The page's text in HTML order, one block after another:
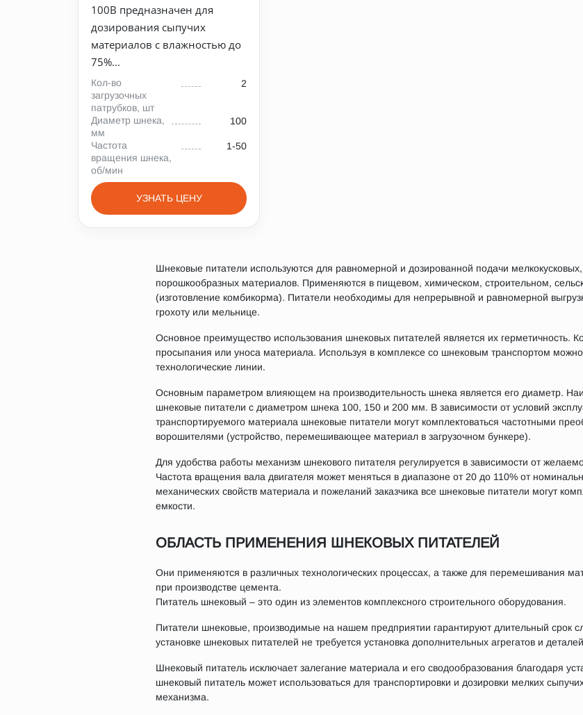
100В предназначен для
дозирования сыпучих
материалов с влажностью до
75%...
Кол-во
загрузочных
патрубков, шт
2
Диаметр шнека,
мм
100
Частота
вращения шнека,
об/мин
1-50
УЗНАТЬ ЦЕНУ
Шнековые питатели используются для равномерной и дозированной подачи
порошкообразных материалов. Применяются в пищевом, химическом, строительном,
(изготовление комбикорма). Питатели необходимы для непрерывной и равномерной
грохоту или мельнице.
Основное преимущество использования шнековых питателей является их герметичность.
просыпания или уноса материала. Используя в комплексе со шнековым транспортом
технологические линии.
Основным параметром влияющем на производительность шнека является его диаметр.
шнековые питатели с диаметром шнека 100, 150 и 200 мм. В зависимости от условий
транспортируемого материала шнековые питатели могут комплектоваться частотными
ворошителями (устройство, перемешивающее материал в загрузочном бункере).
Для удобства работы механизм шнекового питателя регулируется в зависимости от
Частота вращения вала двигателя может меняться в диапазоне от 20 до 110% от
механических свойств материала и пожеланий заказчика все шнековые питатели могут
емкости.
ОБЛАСТЬ ПРИМЕНЕНИЯ ШНЕКОВЫХ ПИТАТЕЛЕЙ
Они применяются в различных технологических процессах, а также для перемешивания
при производстве цемента.
Питатель шнековый – это один из элементов комплексного строительного оборудования.
Питатели шнековые, производимые на нашем предприятии гарантируют длительный срок
установке шнековых питателей не требуется установка дополнительных агрегатов и
Шнековый питатель исключает залегание материала и его сводообразования благодаря
шнековый питатель может использоваться для транспортировки и дозировки мелких
механизма.